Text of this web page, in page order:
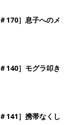
線の育児漫画。
170］息子へのメ
140］モグラ叩き
141］携帯なくし